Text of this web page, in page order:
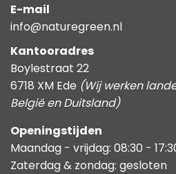
E-mail
info@naturegreen.nl
Kantooradres
Boylestraat 22
6718 XM Ede (Wij werken
België en Duitsland)
Openingstijden
Maandag - vrijdag: 08:30 -
Zaterdag & zondag: gesloten